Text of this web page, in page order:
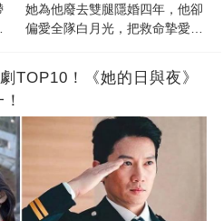
她為他廢去雙腿隱婚四年，他卻
偏愛全隊白月光，把救命摯愛當
TOP10！《她的日與夜》